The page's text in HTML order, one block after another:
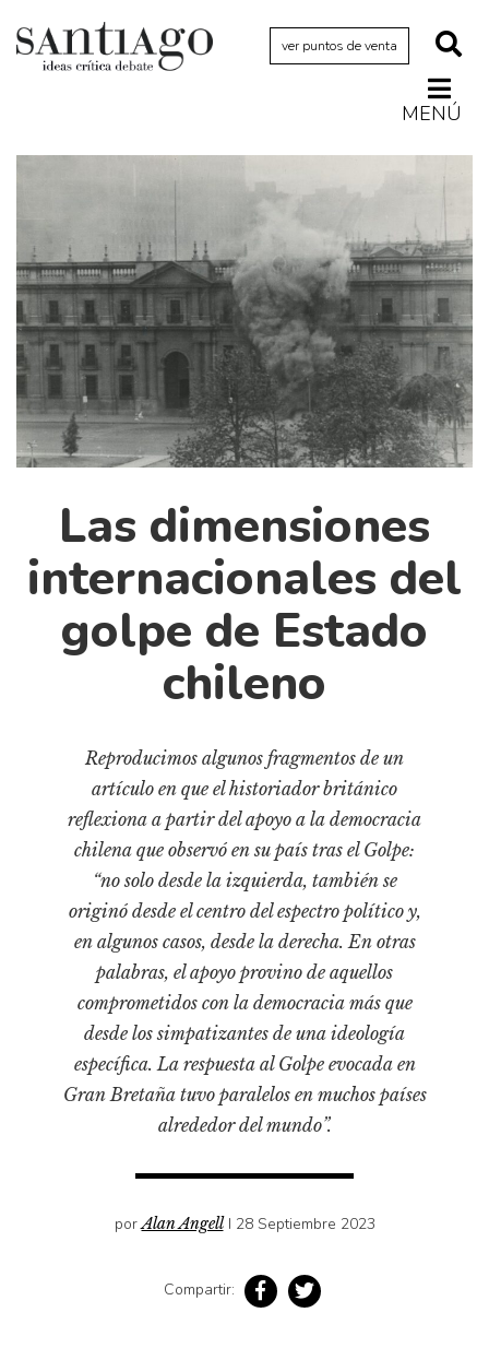
ver puntos de venta
MENÚ
Artes visuales
Ciencia
Cine y televisión
Ciudad
Cómics
Críticas
Diccionario portátil de la literatura chilena
Documentos
Fragmentos
Gran reserva
Historia material de los libros
Libros usados
Literatura
Medioambiente
Narrativas visuales
Pensamiento
Pensamiento ilustrado
Personaje
Personajes secundarios
Política
Turismo accidental
Las dimensiones
internacionales del
golpe de Estado
chileno
Reproducimos algunos fragmentos de un
artículo en que el historiador británico
reflexiona a partir del apoyo a la democracia
chilena que observó en su país tras el Golpe:
“no solo desde la izquierda, también se
originó desde el centro del espectro político y,
en algunos casos, desde la derecha. En otras
palabras, el apoyo provino de aquellos
comprometidos con la democracia más que
desde los simpatizantes de una ideología
específica. La respuesta al Golpe evocada en
Gran Bretaña tuvo paralelos en muchos países
alrededor del mundo”.
porAlan Angell I 28 Septiembre 2023
Compartir: